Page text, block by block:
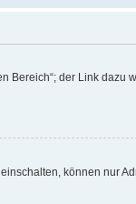
Bereich“; der Link dazu
können nur